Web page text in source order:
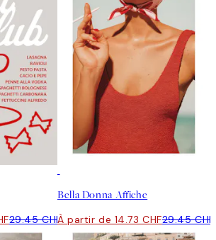
29.45 CHF
Bella Donna Affiche
À partir de 14.73 CHF29.45 CHF